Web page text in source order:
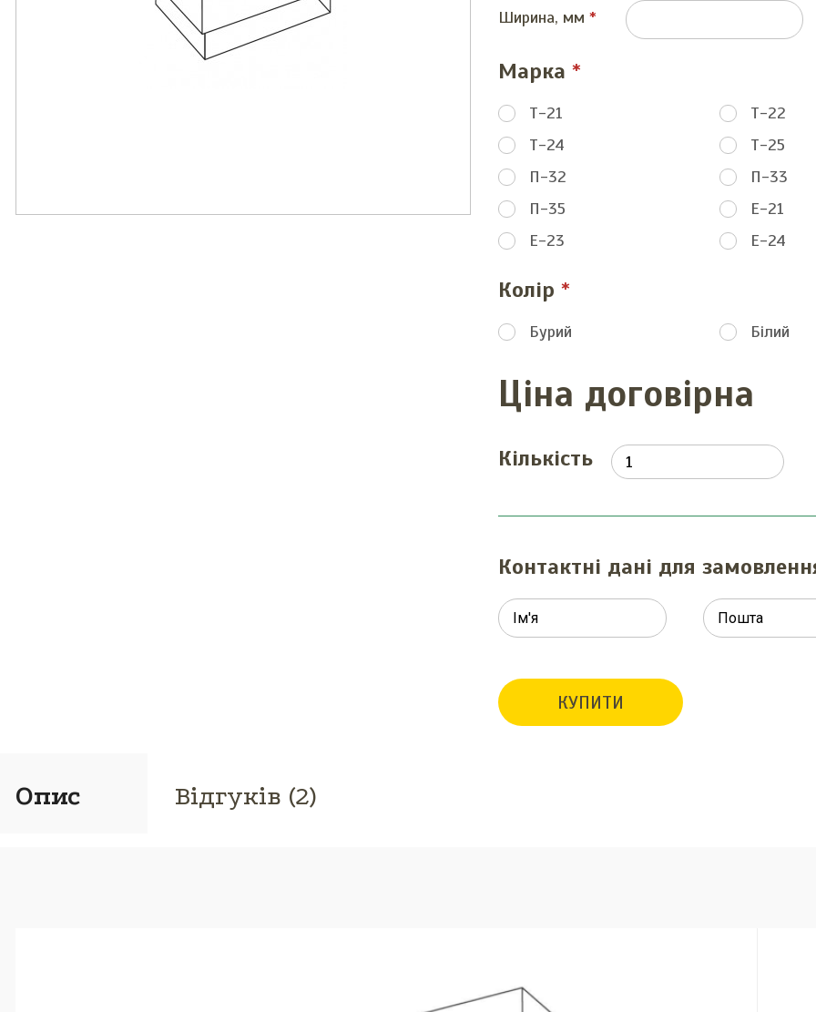
Ширина, мм
Марка
Т-21
Т-22
Т-24
Т-25
П-32
П-33
П-35
Е-21
Е-23
Е-24
Колір
Бурий Білий
Ціна договірна
Кількість
Контактні дані для
КУПИТИ
Опис Відгуків (2)